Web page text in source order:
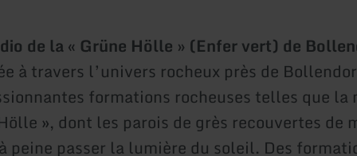
de la « Grüne Hölle » (Enfer vert) de
à travers l’univers rocheux près de
formations rocheuses telles que la
», dont les parois de grès recouvertes de
peine passer la lumière du soleil. Des